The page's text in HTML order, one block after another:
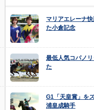
マリアエレーナ
た小倉記念
最低人気コパノ
た
G1「天皇賞」を
浦皇成騎手